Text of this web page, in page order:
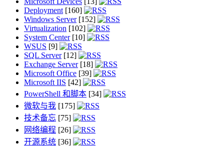
Deployment[160]
Windows Server[152]
Virtualization [102]
System Center[10]
WSUS [9]
SQL Server[12]
Exchange Server[18]
Microsoft Office [39]
Microsoft IIS [42]
PowerShell 和脚本 [34]
微软与我 [175]
技术备忘 [75]
网络编程 [26]
开源系统 [36]